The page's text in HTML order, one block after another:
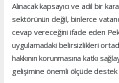
Alınacak kapsayıcı ve adil bir
sektörünün değil, binlerce
cevap vereceğini ifade eden
uygulamadaki belirsizlikleri
hakkının korunmasına katkı
gelişimine önemli ölçüde destek